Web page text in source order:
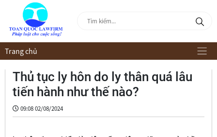
Trang chủ
Thủ tục ly hôn do ly thân quá lâu
tiến hành như thế nào?
09:08 02/08/2024